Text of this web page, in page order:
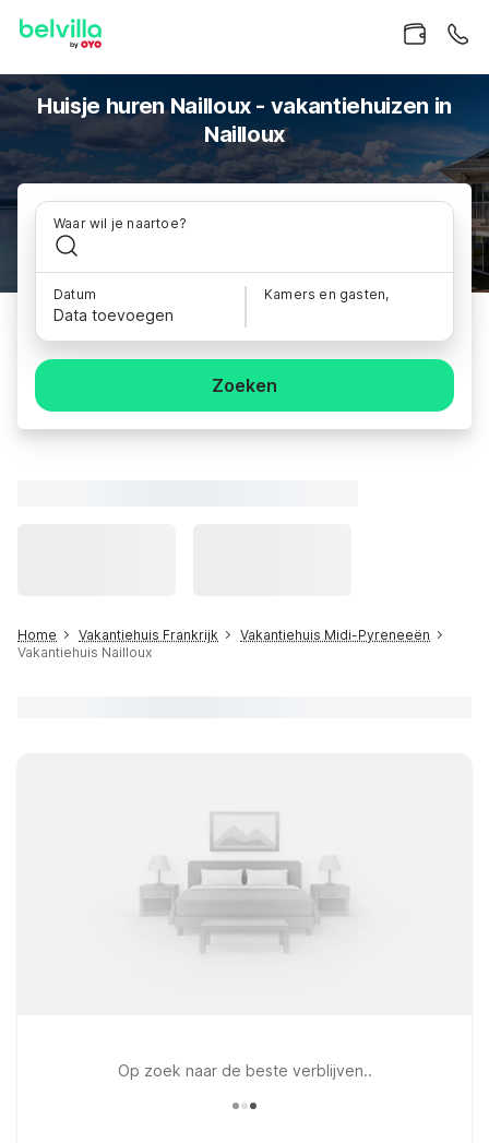
Huisje huren Nailloux - vakantiehuizen in
Nailloux
Waar wil je naartoe?
Datum
Data toevoegen
Kamers en gasten,
Zoeken
Home Vakantiehuis Frankrijk
Vakantiehuis Midi-Pyreneeën
Vakantiehuis Nailloux
Op zoek naar de beste verblijven..